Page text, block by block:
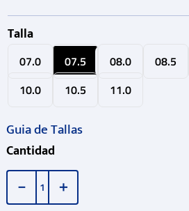
Talla
07.0 07.5 08.0 08.5
10.0
10.5 11.0
Guia de Tallas
Cantidad
＋
－